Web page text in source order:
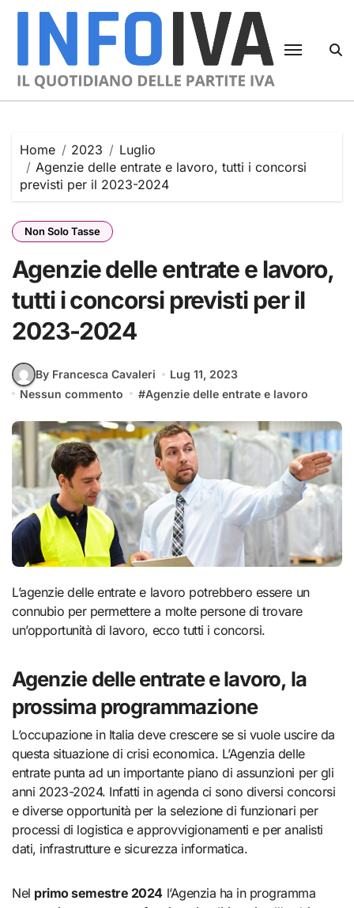
Skip
Home 2023
Luglio
Agenzie delle entrate e lavoro, tutti i concorsi
previsti per il 2023-2024
Non Solo Tasse
Agenzie delle entrate e lavoro,
tutti i concorsi previsti per il
2023-2024
By Francesca Cavaleri
Lug 11, 2023
Nessun commento
#Agenzie delle entrate e lavoro
L’agenzie delle entrate e lavoro potrebbero essere un
connubio per permettere a molte persone di trovare
un’opportunità di lavoro, ecco tutti i concorsi.
Agenzie delle entrate e lavoro, la
prossima programmazione
L’occupazione in Italia deve crescere se si vuole uscire da
questa situazione di crisi economica. L’Agenzia delle
entrate punta ad un importante piano di assunzioni per gli
anni 2023-2024. Infatti in agenda ci sono diversi concorsi
e diverse opportunità per la selezione di funzionari per
processi di logistica e approvvigionamenti e per analisti
dati, infrastrutture e sicurezza informatica.
Nel primo semestre 2024l’Agenzia ha in programma